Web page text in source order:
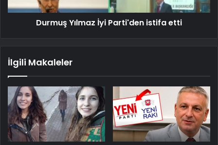
Durmuş Yılmaz İyi Parti'den istifa etti
İlgili Makaleler